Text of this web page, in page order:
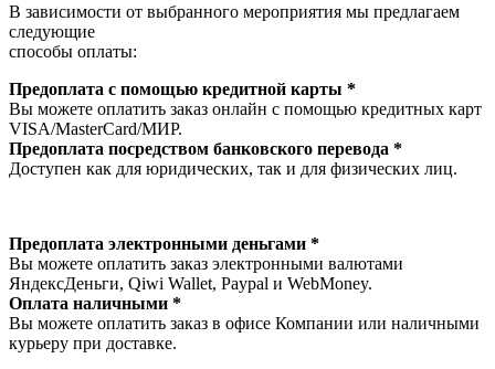
В зависимости от выбранного мероприятия мы предлагаем
следующие
способы оплаты:
Предоплата с помощью кредитной карты *
Вы можете оплатить заказ онлайн с помощью кредитных карт
VISA/MasterСard/МИР.
Предоплата посредством банковского перевода *
Доступен как для юридических, так и для физических лиц.
Предоплата электронными деньгами *
Вы можете оплатить заказ электронными валютами
ЯндексДеньги, Qiwi Wallet, Paypal и WebMoney.
Оплата наличными *
Вы можете оплатить заказ в офисе Компании или наличными
курьеру при доставке.